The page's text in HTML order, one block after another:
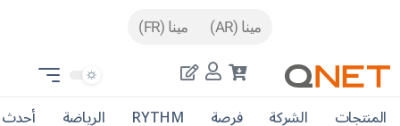
مينا (AR) مينا (FR)
المنتجات الشركة فرصة RYTHM الرياضة أحدث